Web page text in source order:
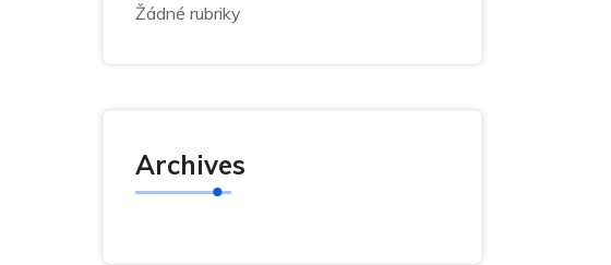
Žádné rubriky
Archives